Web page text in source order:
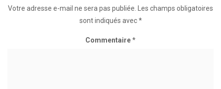
Votre adresse e-mail ne sera pas publiée.
Les champs obligatoires
sont indiqués avec*
Commentaire*